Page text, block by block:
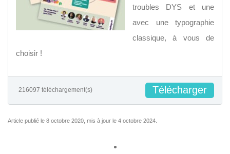
troubles DYS et une
avec une typographie
classique, à vous de
choisir !
216097 téléchargement(s) Télécharger
Article publié le 8 octobre 2020, mis à jour le 4 octobre 2024.